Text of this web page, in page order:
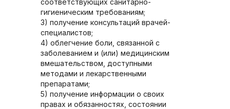
соответствующих санитарно-
гигиеническим требованиям;
3) получение консультаций врачей-
специалистов;
4) облегчение боли, связанной с
заболеванием и (или) медицинским
вмешательством, доступными
методами и лекарственными
препаратами;
5) получение информации о своих
правах и обязанностях, состоянии